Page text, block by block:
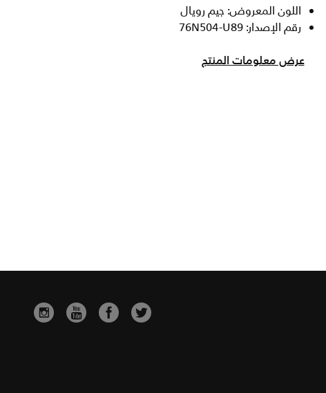
اللون المعروض: جيم رويال
رقم الإصدار: 76N504-U89
عرض معلومات المنتج